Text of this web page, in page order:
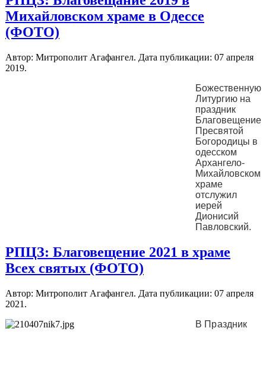
Михайловском храме в Одессе
(ФОТО)
Автор: Митрополит Агафангел. Дата публикации: 07 апреля
2019.
Божественную
Литургию на
праздник
Благовещение
Пресвятой
Богородицы в
одесском
Архангело-
Михайловском
храме
отслужил
иерей
Дионисий
Павловский.
РПЦЗ: Благовещение 2021 в храме
Всех святых (ФОТО)
Автор: Митрополит Агафангел. Дата публикации: 07 апреля
2021 .
В Праздник